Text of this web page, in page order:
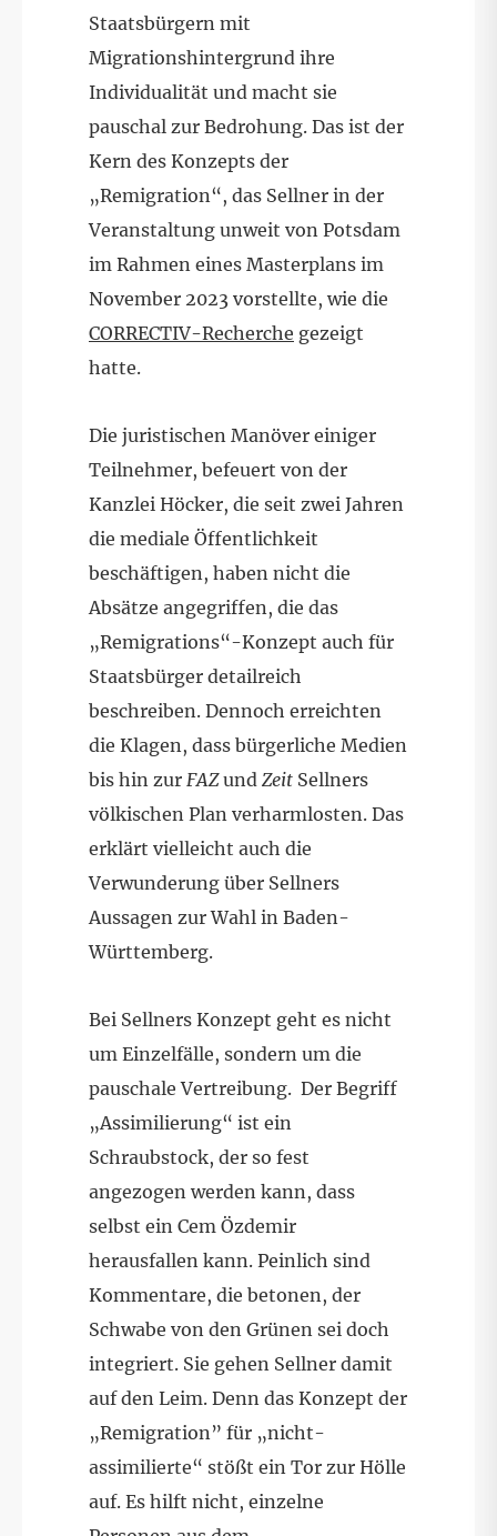
Staatsbürgern mit
Migrationshintergrund ihre
Individualität und macht sie
pauschal zur Bedrohung. Das ist der
Kern des Konzepts der
„Remigration“, das Sellner in der
Veranstaltung unweit von Potsdam
im Rahmen eines Masterplans im
November 2023 vorstellte, wie die
CORRECTIV-Recherche gezeigt
hatte.
Die juristischen Manöver einiger
Teilnehmer, befeuert von der
Kanzlei Höcker, die seit zwei Jahren
die mediale Öffentlichkeit
beschäftigen, haben nicht die
Absätze angegriffen, die das
„Remigrations“-Konzept auch für
Staatsbürger detailreich
beschreiben. Dennoch erreichten
die Klagen, dass bürgerliche Medien
bis hin zur FAZund Zeit Sellners
völkischen Plan verharmlosten. Das
erklärt vielleicht auch die
Verwunderung über Sellners
Aussagen zur Wahl in Baden-
Württemberg.
Bei Sellners Konzept geht es nicht
um Einzelfälle, sondern um die
pauschale Vertreibung. Der Begriff
„Assimilierung“ ist ein
Schraubstock, der so fest
angezogen werden kann, dass
selbst ein Cem Özdemir
herausfallen kann. Peinlich sind
Kommentare, die betonen, der
Schwabe von den Grünen sei doch
integriert. Sie gehen Sellner damit
auf den Leim. Denn das Konzept der
„Remigration” für „nicht-
assimilierte“ stößt ein Tor zur Hölle
auf. Es hilft nicht, einzelne